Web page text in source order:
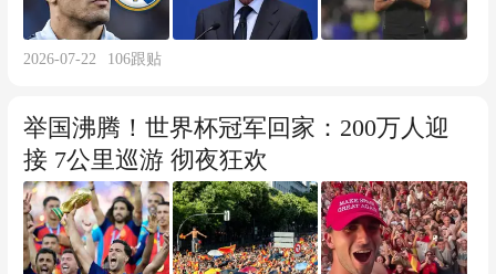
2026-07-22 106跟贴
举国沸腾！世界杯冠军回家：200万人迎
接 7公里巡游 彻夜狂欢